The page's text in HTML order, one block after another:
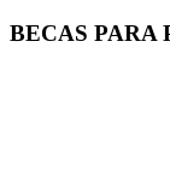
BECAS PARA